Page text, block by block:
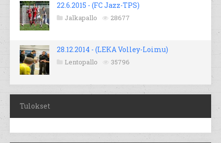
22.6.2015 - (FC Jazz-TPS)
Jalkapallo 28677
28.12.2014 - (LEKA Volley-Loimu)
Lentopallo 35796
Tulokset